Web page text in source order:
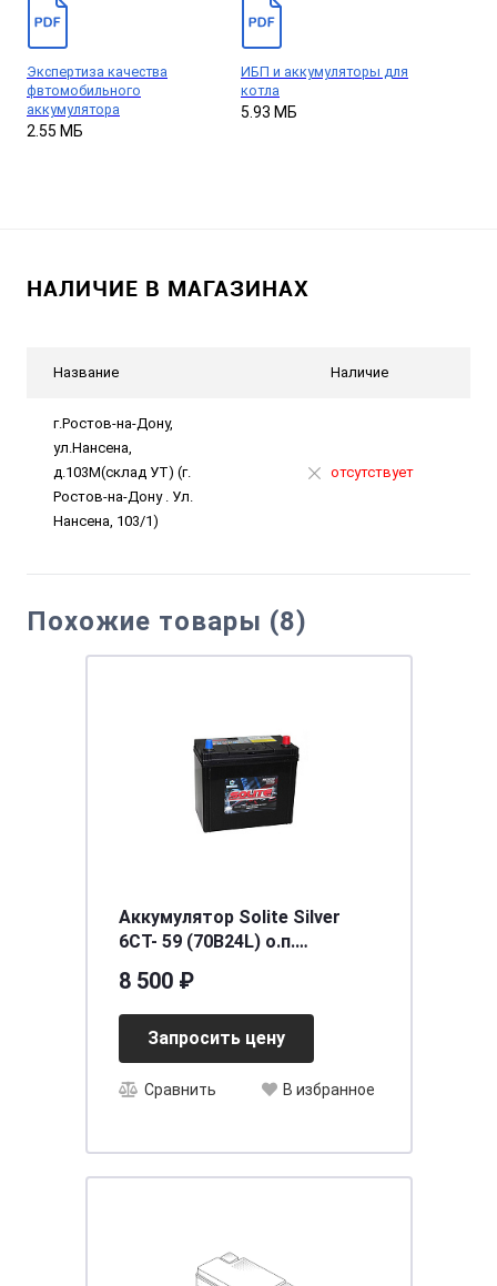
Экспертиза качества
фвтомобильного
аккумулятора
2.55 МБ
ИБП и аккумуляторы для
котла
5.93 МБ
НАЛИЧИЕ В МАГАЗИНАХ
Название Наличие
г.Ростов-на-Дону,
ул.Нансена,
д.103М(склад УТ) (г.
Ростов-на-Дону . Ул.
Нансена, 103/1)
отсутствует
Похожие товары (8)
Аккумулятор Solite Silver
6СТ- 59 (70B24L) о.п.
8 500 ₽
Запросить цену
Сравнить В избранное